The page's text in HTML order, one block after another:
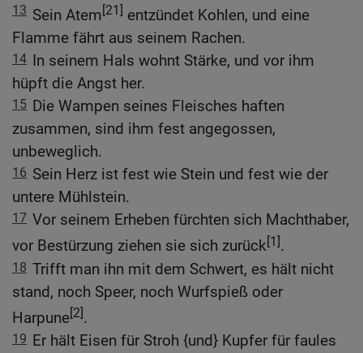
13 Sein Atem[21] entzündet Kohlen, und eine
Flamme fährt aus seinem Rachen.
14 In seinem Hals wohnt Stärke, und vor ihm
hüpft die Angst her.
15 Die Wampen seines Fleisches haften
zusammen, sind ihm fest angegossen,
unbeweglich.
16 Sein Herz ist fest wie Stein und fest wie der
untere Mühlstein.
17 Vor seinem Erheben fürchten sich Machthaber,
vor Bestürzung ziehen sie sich zurück[1].
18 Trifft man ihn mit dem Schwert, es hält nicht
stand, noch Speer, noch Wurfspieß oder
Harpune[2].
19 Er hält Eisen für Stroh {und} Kupfer für faules